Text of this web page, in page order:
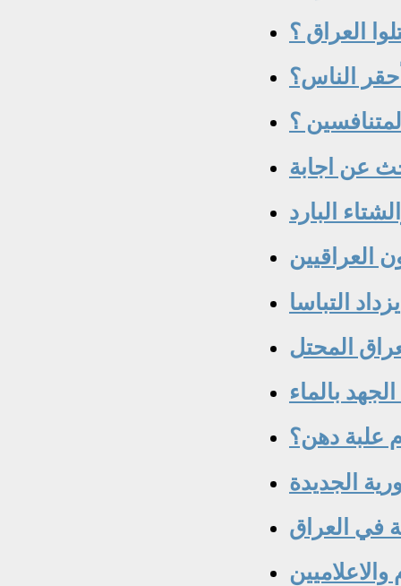
العراق ؟
الناس؟
؟
عن اجابة
البارد
العراقيين
التباسا
المحتل
بالماء
علبة دهن؟
الجديدة
في العراق
والاعلاميين